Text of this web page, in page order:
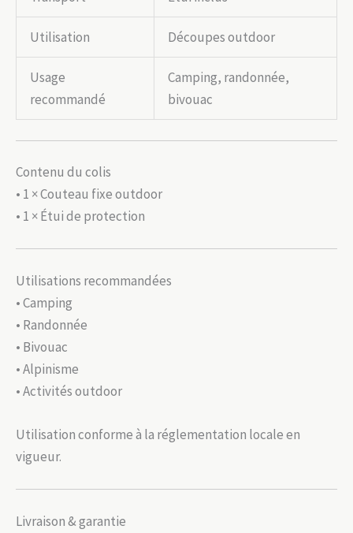
Utilisation Découpes outdoor
Usage
recommandé
Camping, randonnée,
bivouac
Contenu du colis
• 1 × Couteau fixe outdoor
• 1 × Étui de protection
Utilisations recommandées
• Camping
• Randonnée
• Bivouac
• Alpinisme
• Activités outdoor
Utilisation conforme à la réglementation locale en
vigueur.
Livraison & garantie